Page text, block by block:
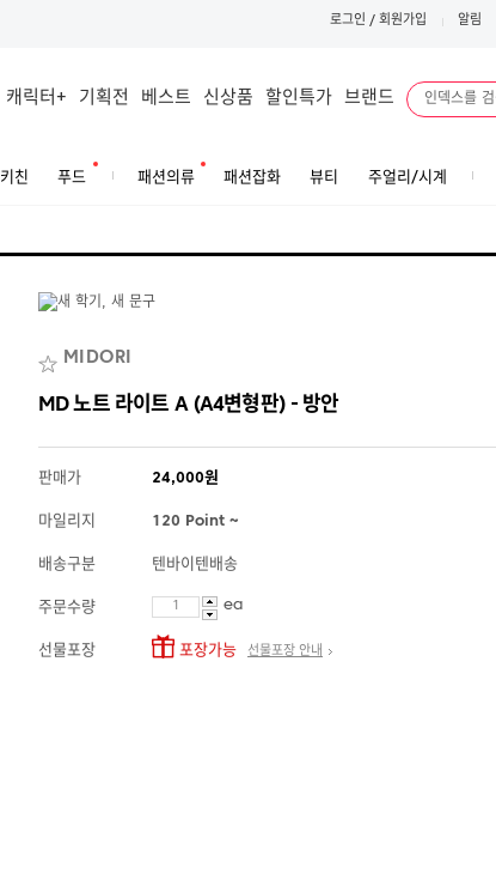
로그인 / 회원가입 알림
캐릭터+ 기획전 베스트 신상품 할인특가 브랜드
키친 푸드 패션의류 패션잡화 뷰티 주얼리/시계
MIDORI
MD 노트 라이트 A (A4변형판) - 방안
판매가 24,000원
마일리지 120 Point ~
배송구분 텐바이텐배송
주문수량 ea
선물포장 포장가능 선물포장 안내